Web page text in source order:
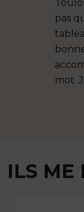
pas
mot.
ILS ME